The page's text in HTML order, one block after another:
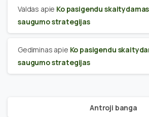
Valdas apie Ko pasigendu
saugumo strategijas
Gediminas apie Ko pasigendu
saugumo strategijas
Antroji banga